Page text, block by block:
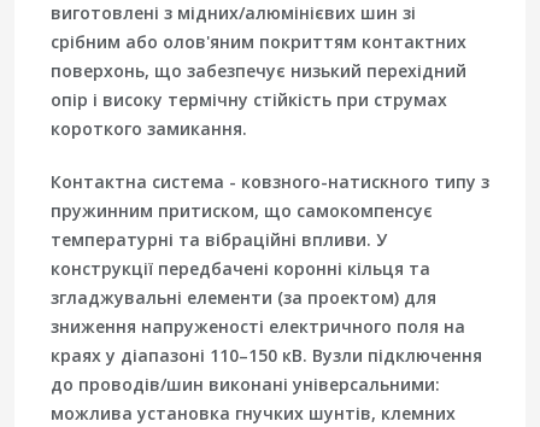
виготовлені з мідних/алюмінієвих шин зі
срібним або олов'яним покриттям контактних
поверхонь, що забезпечує низький перехідний
опір і високу термічну стійкість при струмах
короткого замикання.
Контактна система - ковзного-натискного типу з
пружинним притиском, що самокомпенсує
температурні та вібраційні впливи. У
конструкції передбачені коронні кільця та
згладжувальні елементи (за проектом) для
зниження напруженості електричного поля на
краях у діапазоні 110–150 кВ. Вузли підключення
до проводів/шин виконані універсальними:
можлива установка гнучких шунтів, клемних